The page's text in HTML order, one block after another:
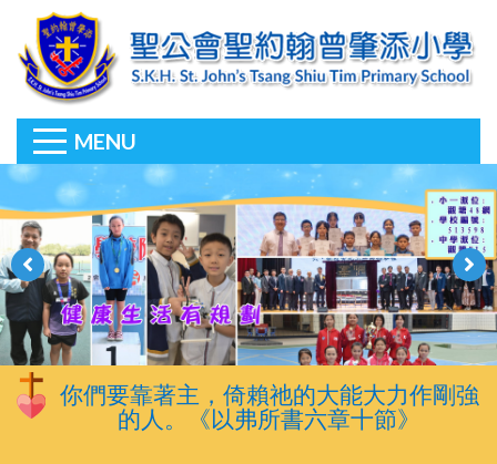
MENU
你們要靠著主，倚賴祂的大能大力作剛強
的人。《以弗所書六章十節》